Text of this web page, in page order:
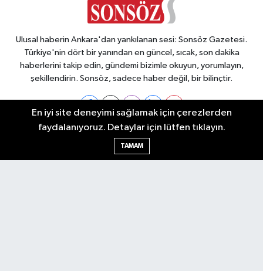
Ulusal haberin Ankara'dan yankılanan sesi: Sonsöz Gazetesi.
Türkiye'nin dört bir yanından en güncel, sıcak, son dakika
haberlerini takip edin, gündemi bizimle okuyun, yorumlayın,
şekillendirin. Sonsöz, sadece haber değil, bir bilinçtir.
Ankara Nöbetçi Eczaneler
En iyi site deneyimi sağlamak için çerezlerden
faydalanıyoruz. Detaylar için lütfen tıklayın.
TAMAM